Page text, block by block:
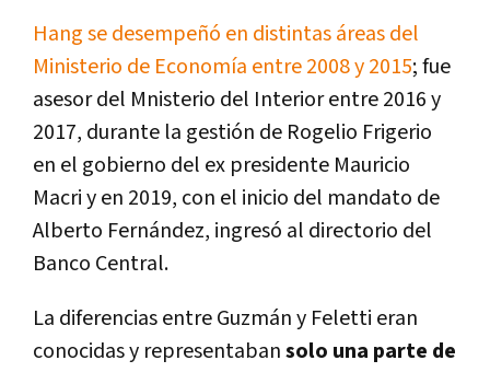
Hang se desempeñó en distintas áreas del
Ministerio de Economía entre 2008 y 2015; fue
asesor del Mnisterio del Interior entre 2016 y
2017, durante la gestión de Rogelio Frigerio
en el gobierno del ex presidente Mauricio
Macri y en 2019, con el inicio del mandato de
Alberto Fernández, ingresó al directorio del
Banco Central.
La diferencias entre Guzmán y Feletti eran
conocidas y representabansolo una parte de